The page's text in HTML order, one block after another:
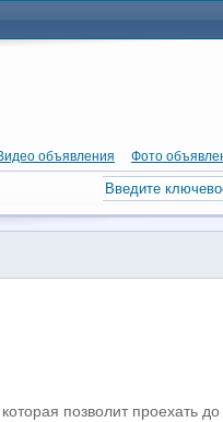
объявления Фото
позволит проехать до